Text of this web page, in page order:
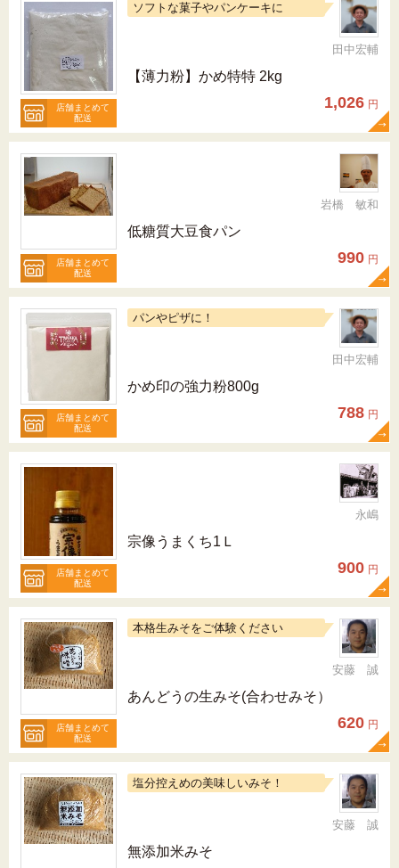
店舗まとめて
配送
ソフトな菓子やパンケーキに
田中宏輔
【薄力粉】かめ特特 2kg
1,026 円
店舗まとめて
配送
岩橋 敏和
低糖質大豆食パン
990 円
店舗まとめて
配送
パンやピザに！
田中宏輔
かめ印の強力粉800g
788 円
店舗まとめて
配送
永嶋
宗像うまくち1Ｌ
900 円
店舗まとめて
配送
本格生みそをご体験ください
安藤 誠
あんどうの生みそ(合わせみそ）
620 円
塩分控えめの美味しいみそ！
安藤 誠
無添加米みそ